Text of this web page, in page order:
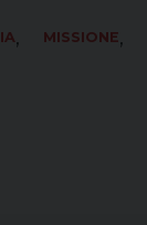
, MISSIONE,